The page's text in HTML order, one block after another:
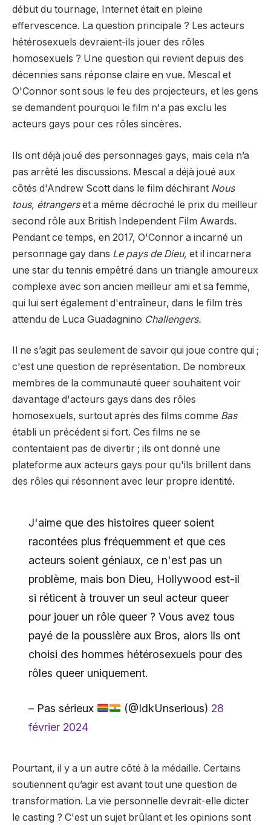
début du tournage, Internet était en pleine
effervescence. La question principale ? Les acteurs
hétérosexuels devraient-ils jouer des rôles
homosexuels ? Une question qui revient depuis des
décennies sans réponse claire en vue. Mescal et
O'Connor sont sous le feu des projecteurs, et les gens
se demandent pourquoi le film n'a pas exclu les
acteurs gays pour ces rôles sincères.
Ils ont déjà joué des personnages gays, mais cela n’a
pas arrêté les discussions. Mescal a déjà joué aux
côtés d'Andrew Scott dans le film déchirant Nous
tous, étrangerset a même décroché le prix du meilleur
second rôle aux British Independent Film Awards.
Pendant ce temps, en 2017, O'Connor a incarné un
personnage gay dans Le pays de Dieu, et il incarnera
une star du tennis empêtré dans un triangle amoureux
complexe avec son ancien meilleur ami et sa femme,
qui lui sert également d'entraîneur, dans le film très
attendu de Luca Guadagnino Challengers.
Il ne s’agit pas seulement de savoir qui joue contre qui ;
c'est une question de représentation. De nombreux
membres de la communauté queer souhaitent voir
davantage d'acteurs gays dans des rôles
homosexuels, surtout après des films comme Bas
établi un précédent si fort. Ces films ne se
contentaient pas de divertir ; ils ont donné une
plateforme aux acteurs gays pour qu'ils brillent dans
des rôles qui résonnent avec leur propre identité.
J'aime que des histoires queer soient
racontées plus fréquemment et que ces
acteurs soient géniaux, ce n'est pas un
problème, mais bon Dieu, Hollywood est-il
si réticent à trouver un seul acteur queer
pour jouer un rôle queer ? Vous avez tous
payé de la poussière aux Bros, alors ils ont
choisi des hommes hétérosexuels pour des
rôles queer uniquement.
– Pas sérieux (@IdkUnserious) 28
février 2024
Pourtant, il y a un autre côté à la médaille. Certains
soutiennent qu’agir est avant tout une question de
transformation. La vie personnelle devrait-elle dicter
le casting ? C'est un sujet brûlant et les opinions sont